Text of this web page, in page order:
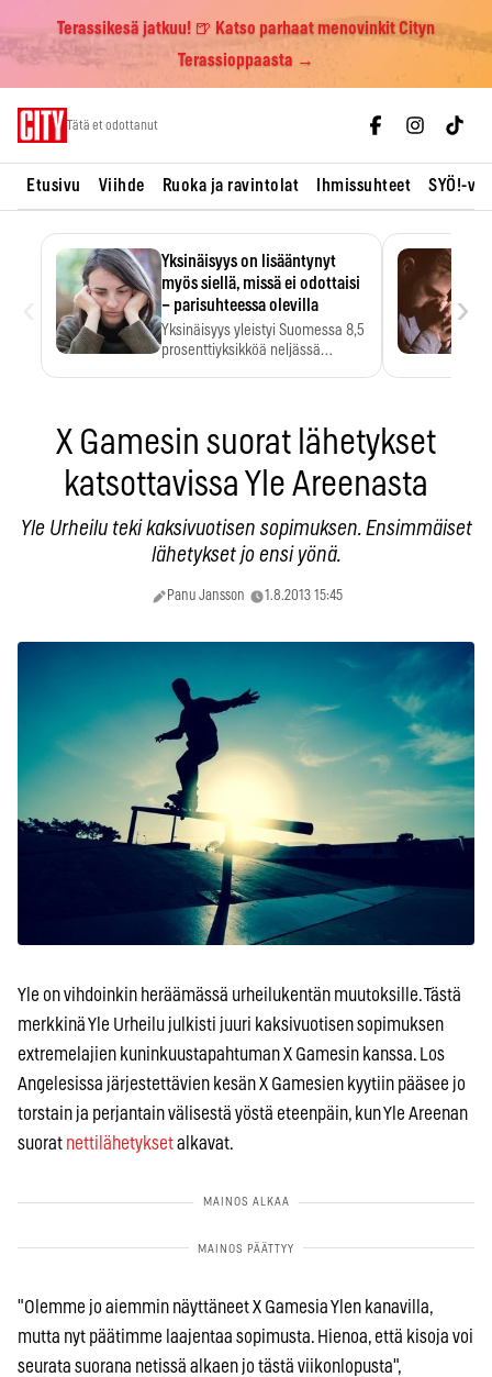
Terassikesä jatkuu! 🍺 Katso parhaat menovinkit Cityn
Terassioppaasta →
Tätä et odottanut
Etusivu Viihde Ruoka ja ravintolat Ihmissuhteet SYÖ!-
Yksinäisyys on lisääntynyt
myös siellä, missä ei odottaisi
– parisuhteessa olevilla
Yksinäisyys yleistyi Suomessa 8,5
prosenttiyksikköä neljässä
›
X Gamesin suorat lähetykset
katsottavissa Yle Areenasta
Yle Urheilu teki kaksivuotisen sopimuksen. Ensimmäiset
lähetykset jo ensi yönä.
Panu Jansson 1.8.2013 15:45
Yle on vihdoinkin heräämässä urheilukentän muutoksille. Tästä
merkkinä Yle Urheilu julkisti juuri kaksivuotisen sopimuksen
extremelajien kuninkuustapahtuman X Gamesin kanssa. Los
Angelesissa järjestettävien kesän X Gamesien kyytiin pääsee jo
torstain ja perjantain välisestä yöstä eteenpäin, kun Yle Areenan
suorat nettilähetyksetalkavat.
"Olemme jo aiemmin näyttäneet X Gamesia Ylen kanavilla,
mutta nyt päätimme laajentaa sopimusta. Hienoa, että kisoja voi
seurata suorana netissä alkaen jo tästä viikonlopusta",